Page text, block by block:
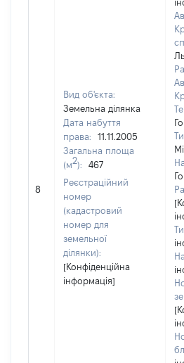
8
Вид об'єкта:
Земельна ділянка
Дата набуття
права:
11.11.2005
Загальна площа
(м2):
467
Реєстраційний
номер
(кадастровий
номер для
земельної
ділянки):
[Конфіденційна
інформація]